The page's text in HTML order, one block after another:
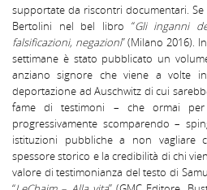
supportate da riscontri documentari.
Bertolini nel bel libro “Gli inganni
falsificazioni, negazioni” (Milano 2016).
settimane è stato pubblicato un
anziano signore che viene a volte
deportazione ad Auschwitz di cui
fame di testimoni – che ormai per
progressivamente scomparendo –
istituzioni pubbliche a non vagliare
spessore storico e la credibilità di chi
valore di testimonianza del testo di